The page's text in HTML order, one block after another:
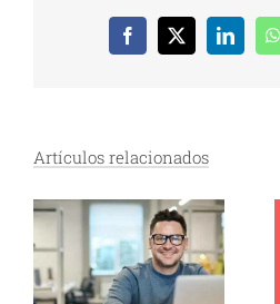
Facebook
X LinkedIn
Artículos relacionados